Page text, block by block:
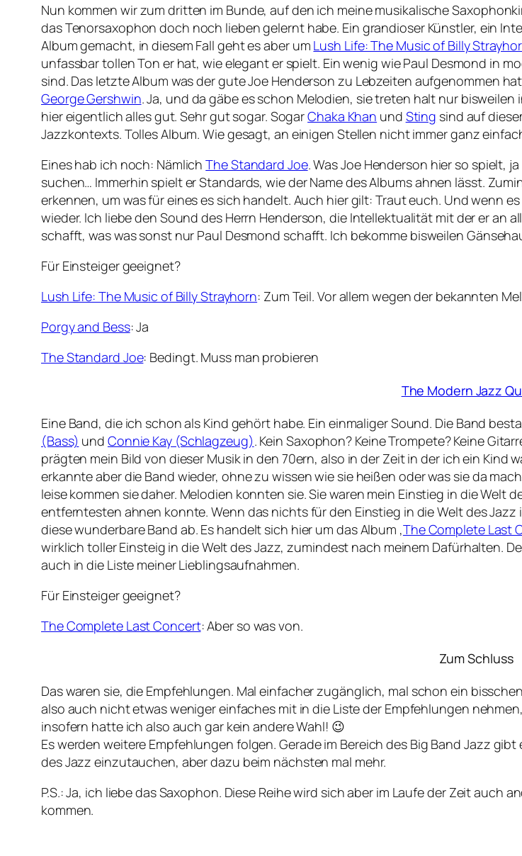
Nun kommen wir zum dritten im Bunde, auf den ich meine musikalische
das Tenorsaxophon doch noch lieben gelernt habe. Ein grandioser Künstler, ein
Album gemacht, in diesem Fall geht es aber um Lush Life: The Music of Billy
unfassbar tollen Ton er hat, wie elegant er spielt. Ein wenig wie Paul Desmond in
sind. Das letzte Album was der gute Joe Henderson zu Lebzeiten aufgenommen
George Gershwin. Ja, und da gäbe es schon Melodien, sie treten halt nur
hier eigentlich alles gut. Sehr gut sogar. SogarChaka Khan und Sting sind auf
Jazzkontexts. Tolles Album. Wie gesagt, an einigen Stellen nicht immer ganz
Eines hab ich noch: NämlichThe Standard Joe. Was Joe Henderson hier so spielt,
suchen… Immerhin spielt er Standards, wie der Name des Albums ahnen lässt.
erkennen, um was für eines es sich handelt. Auch hier gilt: Traut euch. Und wenn
wieder. Ich liebe den Sound des Herrn Henderson, die Intellektualität mit der er an
schafft, was was sonst nur Paul Desmond schafft. Ich bekomme bisweilen
Für Einsteiger geeignet?
Lush Life: The Music of Billy Strayhorn: Zum Teil. Vor allem wegen der bekannten
Porgy and Bess: Ja
The Standard Joe: Bedingt. Muss man probieren
The Modern Jazz
Eine Band, die ich schon als Kind gehört habe. Ein einmaliger Sound. Die Band
(Bass) und Connie Kay (Schlagzeug). Kein Saxophon? Keine Trompete? Keine
prägten mein Bild von dieser Musik in den 70ern, also in der Zeit in der ich ein
erkannte aber die Band wieder, ohne zu wissen wie sie heißen oder was sie da
leise kommen sie daher. Melodien konnten sie. Sie waren mein Einstieg in die Welt
entferntesten ahnen konnte. Wenn das nichts für den Einstieg in die Welt des
diese wunderbare Band ab. Es handelt sich hier um das Album ‚The Complete Last
wirklich toller Einsteig in die Welt des Jazz, zumindest nach meinem Dafürhalten.
auch in die Liste meiner Lieblingsaufnahmen.
Für Einsteiger geeignet?
The Complete Last Concert: Aber so was von.
Zum Schluss
Das waren sie, die Empfehlungen. Mal einfacher zugänglich, mal schon ein
also auch nicht etwas weniger einfaches mit in die Liste der Empfehlungen
insofern hatte ich also auch gar kein andere Wahl! 😉
Es werden weitere Empfehlungen folgen. Gerade im Bereich des Big Band Jazz
des Jazz einzutauchen, aber dazu beim nächsten mal mehr.
P.S.: Ja, ich liebe das Saxophon. Diese Reihe wird sich aber im Laufe der Zeit
kommen.